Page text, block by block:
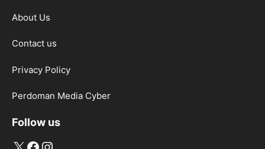
About Us
Contact us
Privacy Policy
Perdoman Media Cyber
Follow us